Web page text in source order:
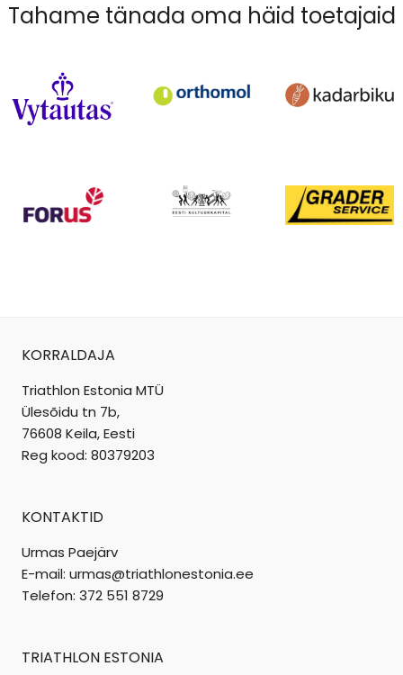
Tahame tänada oma häid toetajaid
KORRALDAJA
Triathlon Estonia MTÜ
Ülesõidu tn 7b,
76608 Keila, Eesti
Reg kood: 80379203
KONTAKTID
Urmas Paejärv
E-mail: urmas@triathlonestonia.ee
Telefon: 372 551 8729
TRIATHLON ESTONIA